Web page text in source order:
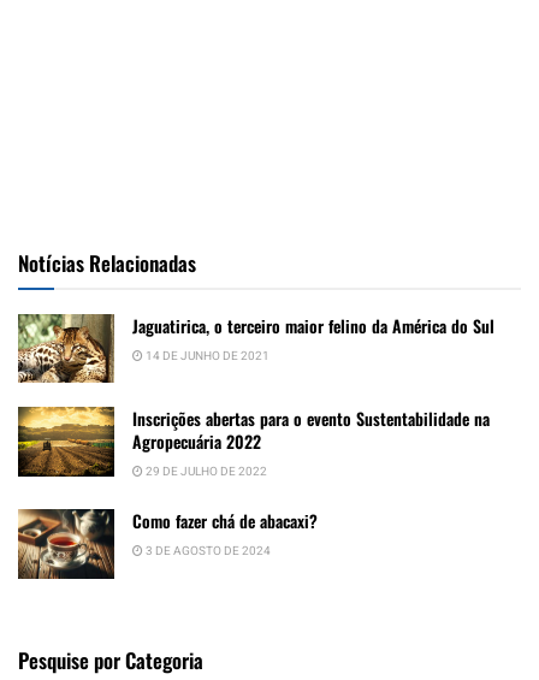
Notícias Relacionadas
Jaguatirica, o terceiro maior felino da América do Sul
14 DE JUNHO DE 2021
Inscrições abertas para o evento Sustentabilidade na
Agropecuária 2022
29 DE JULHO DE 2022
Como fazer chá de abacaxi?
3 DE AGOSTO DE 2024
Pesquise por Categoria